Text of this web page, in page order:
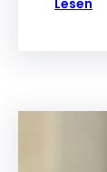
Lesen